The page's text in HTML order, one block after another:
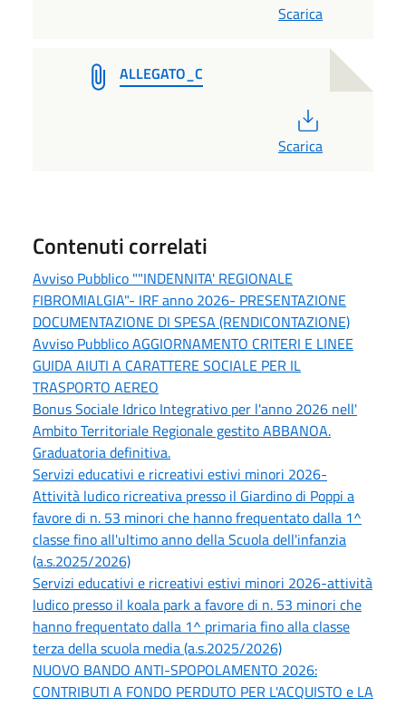
Scarica
ALLEGATO_C
Scarica
Contenuti correlati
Avviso Pubblico ""INDENNITA' REGIONALE
FIBROMIALGIA"- IRF anno 2026- PRESENTAZIONE
DOCUMENTAZIONE DI SPESA (RENDICONTAZIONE)
Avviso Pubblico AGGIORNAMENTO CRITERI E LINEE
GUIDA AIUTI A CARATTERE SOCIALE PER IL
TRASPORTO AEREO
Bonus Sociale Idrico Integrativo per l'anno 2026 nell'
Ambito Territoriale Regionale gestito ABBANOA.
Graduatoria definitiva.
Servizi educativi e ricreativi estivi minori 2026-
Attività ludico ricreativa presso il Giardino di Poppi a
favore di n. 53 minori che hanno frequentato dalla 1^
classe fino all'ultimo anno della Scuola dell'infanzia
(a.s.2025/2026)
Servizi educativi e ricreativi estivi minori 2026-attività
ludico presso il koala park a favore di n. 53 minori che
hanno frequentato dalla 1^ primaria fino alla classe
terza della scuola media (a.s.2025/2026)
NUOVO BANDO ANTI-SPOPOLAMENTO 2026:
CONTRIBUTI A FONDO PERDUTO PER L'ACQUISTO e LA